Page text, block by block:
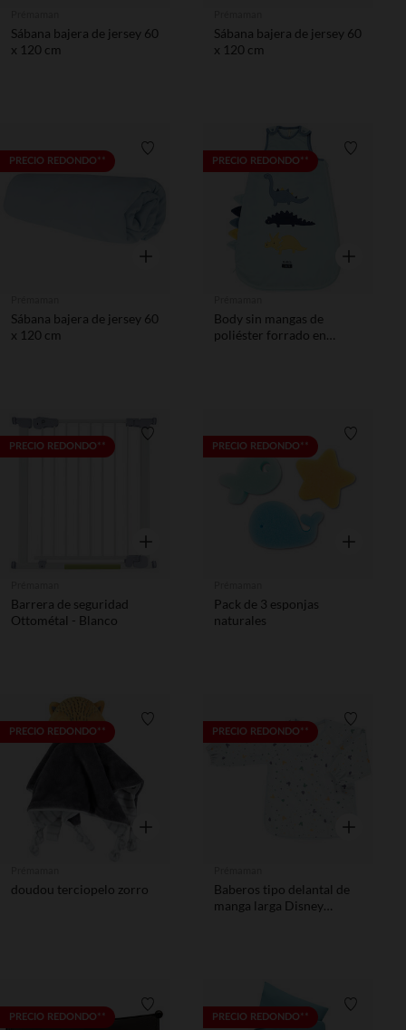
Sábana bajera de jersey 60
x 120 cm
Sábana bajera de jersey 60
x 120 cm
PRECIO REDONDO** Lista de requisitos
Vista rápida
Sábana bajera de jersey 60
x 120 cm
PRECIO REDONDO**
Vista rápida
Body sin mangas de
poliéster forrado en
PRECIO REDONDO** Lista de requisitos
Vista rápida
Barrera de seguridad
Ottométal - Blanco
PRECIO REDONDO**
Vista rápida
Pack de 3 esponjas
naturales
PRECIO REDONDO** Lista de requisitos
Vista rápida
doudou terciopelo zorro
PRECIO REDONDO**
Vista rápida
Baberos tipo delantal de
manga larga Disney
PRECIO REDONDO** Lista de requisitosPRECIO REDONDO**